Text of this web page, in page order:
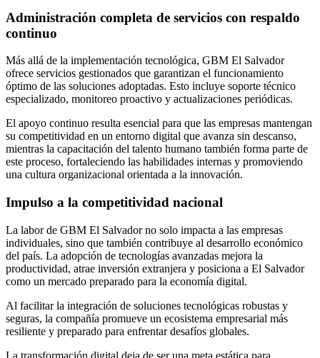
Administración completa de servicios con respaldo
continuo
Más allá de la implementación tecnológica, GBM El Salvador
ofrece servicios gestionados que garantizan el funcionamiento
óptimo de las soluciones adoptadas. Esto incluye soporte técnico
especializado, monitoreo proactivo y actualizaciones periódicas.
El apoyo continuo resulta esencial para que las empresas mantengan
su competitividad en un entorno digital que avanza sin descanso,
mientras la capacitación del talento humano también forma parte de
este proceso, fortaleciendo las habilidades internas y promoviendo
una cultura organizacional orientada a la innovación.
Impulso a la competitividad nacional
La labor de GBM El Salvador no solo impacta a las empresas
individuales, sino que también contribuye al desarrollo económico
del país. La adopción de tecnologías avanzadas mejora la
productividad, atrae inversión extranjera y posiciona a El Salvador
como un mercado preparado para la economía digital.
Al facilitar la integración de soluciones tecnológicas robustas y
seguras, la compañía promueve un ecosistema empresarial más
resiliente y preparado para enfrentar desafíos globales.
La transformación digital deja de ser una meta estática para